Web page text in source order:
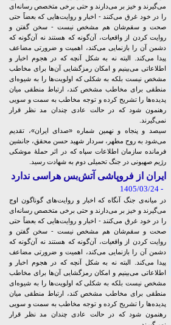
می‌گیرند و خیز بر می‌دارند و حتی برخی متخصص رسانه‌ای
را در خود غرق می‌کنند - اخبار و روایت‌هایی که بعضاً حتی
صحت و سقم‌شان هم مشخص نیست - سخن گفتن و
روایت کردن از واقعیات، آن‌گونه که هستند نه آن‌گونه که
دشمن آن را بازنمایی می‌کند، اهمیت و ضرورتی مضاعف
پیدا می‌کند. البته نه به شکل آنچه که در هجوم اخبار و
اطلاعاتی می‌بینیم و امکان رمزگشایی‌ آن‌ها برای مخاطب
مشخص نیست بلکه به شکلی که اولویت‌ها را به شیوه‌ای
منطقی برای مخاطب مشخص کند، ارتباط منطقی میان
پدیده‌ها را تشریح کرده و توجه مخاطب به سمت و سویی
رهنمون شود که در حالت عادی چندان مد نظر قرار
نمی‌گیرند.
سیصد و پنجاه و نهمین شماره «صدای ایران»، تقدیم
می‌شود به روح مطهر، سردار شهید حسن محقق، جانشین
فرمانده سازمان اطلاعات سپاه که در اثر حملۀ موشکی
رژیم صهیونی در جنگ تحمیلی دوم به شهادت رسید.
ایران از فروپاشی آتش‌بس هراسی ندارد
- 1405/03/24
در میانه‌ی جنگ آنگاه که اخبار و روایت‌های گوناگون اوج
می‌گیرند و خیز بر می‌دارند و حتی برخی متخصص رسانه‌ای
را در خود غرق می‌کنند - اخبار و روایت‌هایی که بعضاً حتی
صحت و سقم‌شان هم مشخص نیست - سخن گفتن و
روایت کردن از واقعیات، آن‌گونه که هستند نه آن‌گونه که
دشمن آن را بازنمایی می‌کند، اهمیت و ضرورتی مضاعف
پیدا می‌کند. البته نه به شکل آنچه که در هجوم اخبار و
اطلاعاتی می‌بینیم و امکان رمزگشایی‌ آن‌ها برای مخاطب
مشخص نیست بلکه به شکلی که اولویت‌ها را به شیوه‌ای
منطقی برای مخاطب مشخص کند، ارتباط منطقی میان
پدیده‌ها را تشریح کرده و توجه مخاطب به سمت و سویی
رهنمون شود که در حالت عادی چندان مد نظر قرار